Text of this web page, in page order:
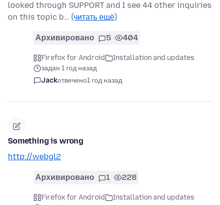
looked through SUPPORT and I see 44 other inquiries
on this topic b… (читать ещё)
Архивировано 5 404
Firefox for Android
Installation and updates
задан 1 год назад
Jackотвечено1 год назад
Something is wrong
http://webgl2
Архивировано 1 228
Firefox for Android
Installation and updates